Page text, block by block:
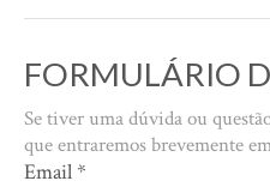
FORMULÁRIO
Se tiver uma dúvida ou
que entraremos brevemente
Email*